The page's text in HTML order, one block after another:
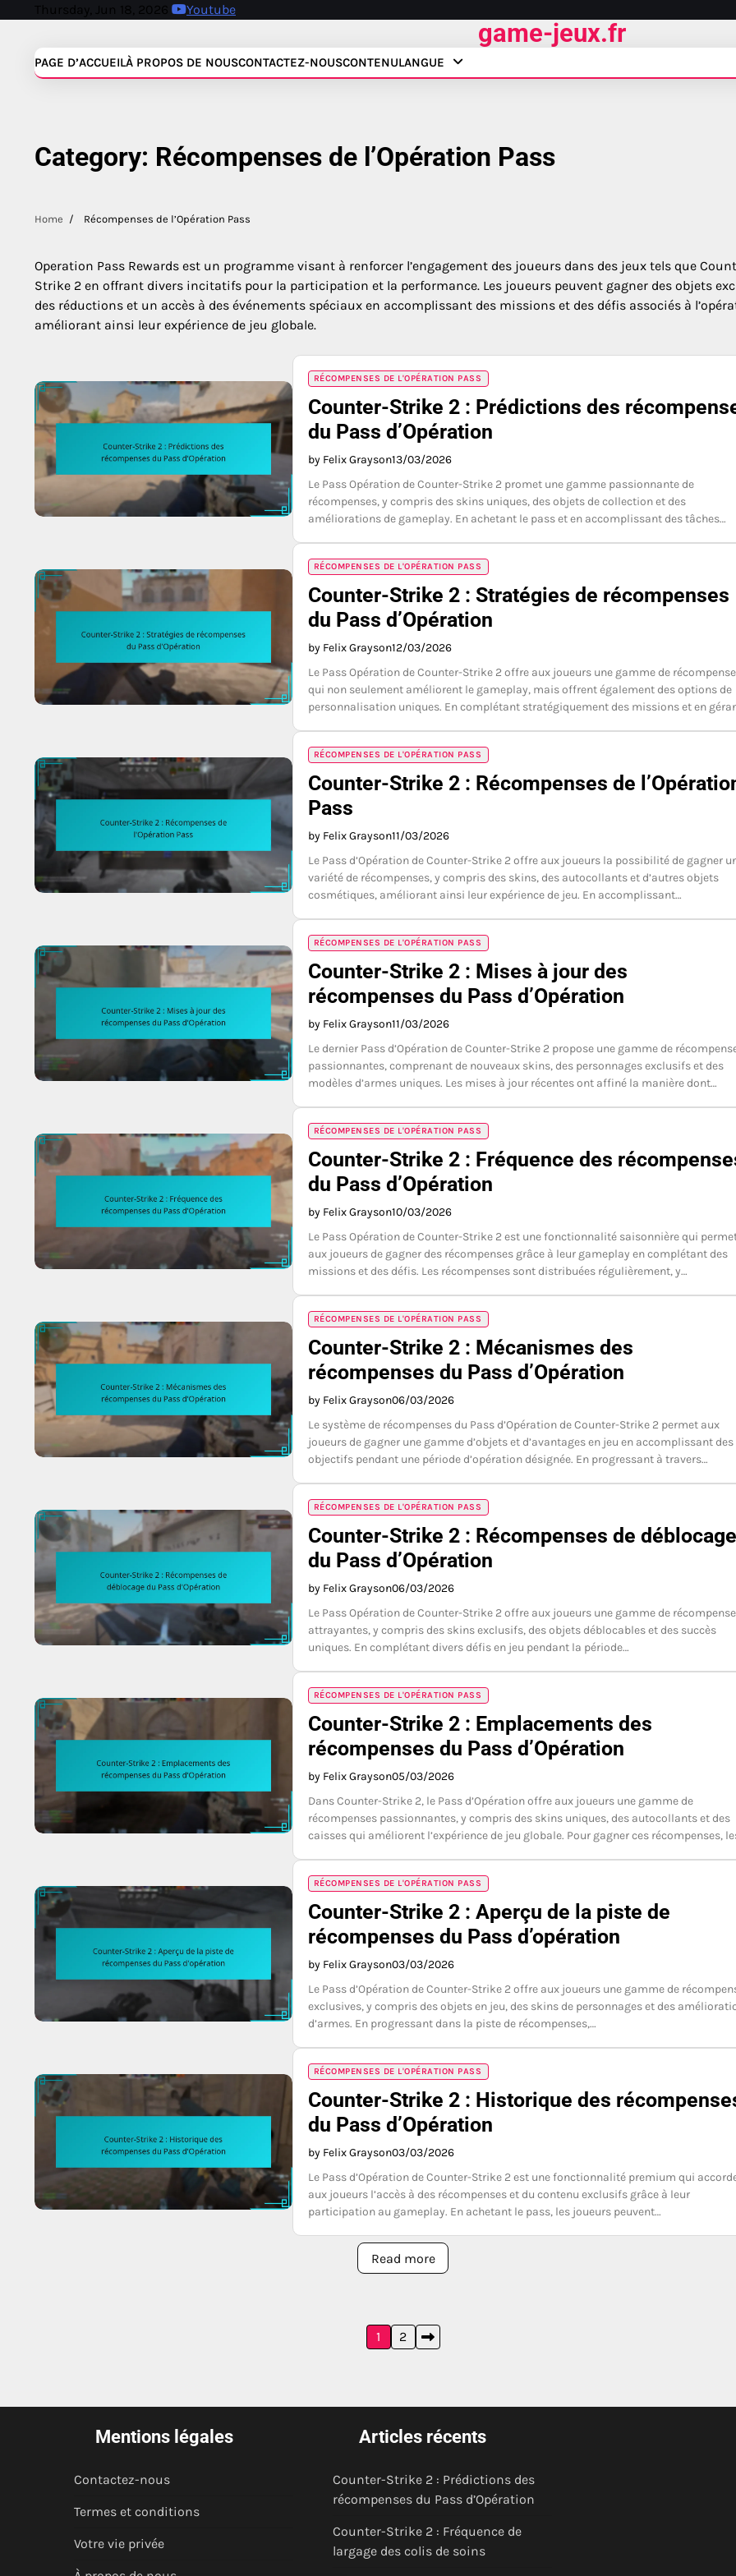
Thursday, Jun 18, 2026 Youtube
game-jeux.fr
PAGE D’ACCUEILÀ PROPOS DE NOUSCONTACTEZ-NOUSCONTENULANGUE
Category: Récompenses de l’Opération Pass
Home Récompenses de l’Opération Pass
Operation Pass Rewards est un programme visant à renforcer l’engagement des joueurs dans des jeux tels que
Strike 2 en offrant divers incitatifs pour la participation et la performance. Les joueurs peuvent gagner des objets
des réductions et un accès à des événements spéciaux en accomplissant des missions et des défis associés à
améliorant ainsi leur expérience de jeu globale.
RÉCOMPENSES DE L'OPÉRATION PASS
Counter-Strike 2 : Prédictions des
du Pass d’Opération
by Felix Grayson13/03/2026
Le Pass Opération de Counter-Strike 2 promet une gamme passionnante de
récompenses, y compris des skins uniques, des objets de collection et des
améliorations de gameplay. En achetant le pass et en accomplissant des tâches…
RÉCOMPENSES DE L'OPÉRATION PASS
Counter-Strike 2 : Stratégies de récompenses
du Pass d’Opération
by Felix Grayson12/03/2026
Le Pass Opération de Counter-Strike 2 offre aux joueurs une gamme de
qui non seulement améliorent le gameplay, mais offrent également des options de
personnalisation uniques. En complétant stratégiquement des missions et en
RÉCOMPENSES DE L'OPÉRATION PASS
Counter-Strike 2 : Récompenses de
Pass
by Felix Grayson11/03/2026
Le Pass d’Opération de Counter-Strike 2 offre aux joueurs la possibilité de gagner
variété de récompenses, y compris des skins, des autocollants et d’autres objets
cosmétiques, améliorant ainsi leur expérience de jeu. En accomplissant…
RÉCOMPENSES DE L'OPÉRATION PASS
Counter-Strike 2 : Mises à jour des
récompenses du Pass d’Opération
by Felix Grayson11/03/2026
Le dernier Pass d’Opération de Counter-Strike 2 propose une gamme de
passionnantes, comprenant de nouveaux skins, des personnages exclusifs et des
modèles d’armes uniques. Les mises à jour récentes ont affiné la manière dont…
RÉCOMPENSES DE L'OPÉRATION PASS
Counter-Strike 2 : Fréquence des
du Pass d’Opération
by Felix Grayson10/03/2026
Le Pass Opération de Counter-Strike 2 est une fonctionnalité saisonnière qui
aux joueurs de gagner des récompenses grâce à leur gameplay en complétant des
missions et des défis. Les récompenses sont distribuées régulièrement, y…
RÉCOMPENSES DE L'OPÉRATION PASS
Counter-Strike 2 : Mécanismes des
récompenses du Pass d’Opération
by Felix Grayson06/03/2026
Le système de récompenses du Pass d’Opération de Counter-Strike 2 permet aux
joueurs de gagner une gamme d’objets et d’avantages en jeu en accomplissant des
objectifs pendant une période d’opération désignée. En progressant à travers…
RÉCOMPENSES DE L'OPÉRATION PASS
Counter-Strike 2 : Récompenses de déblocage
du Pass d’Opération
by Felix Grayson06/03/2026
Le Pass Opération de Counter-Strike 2 offre aux joueurs une gamme de
attrayantes, y compris des skins exclusifs, des objets déblocables et des succès
uniques. En complétant divers défis en jeu pendant la période…
RÉCOMPENSES DE L'OPÉRATION PASS
Counter-Strike 2 : Emplacements des
récompenses du Pass d’Opération
by Felix Grayson05/03/2026
Dans Counter-Strike 2, le Pass d’Opération offre aux joueurs une gamme de
récompenses passionnantes, y compris des skins uniques, des autocollants et des
caisses qui améliorent l’expérience de jeu globale. Pour gagner ces récompenses,
RÉCOMPENSES DE L'OPÉRATION PASS
Counter-Strike 2 : Aperçu de la piste de
récompenses du Pass d’opération
by Felix Grayson03/03/2026
Le Pass d’Opération de Counter-Strike 2 offre aux joueurs une gamme de
exclusives, y compris des objets en jeu, des skins de personnages et des
d’armes. En progressant dans la piste de récompenses,…
RÉCOMPENSES DE L'OPÉRATION PASS
Counter-Strike 2 : Historique des
du Pass d’Opération
by Felix Grayson03/03/2026
Le Pass d’Opération de Counter-Strike 2 est une fonctionnalité premium qui
aux joueurs l’accès à des récompenses et du contenu exclusifs grâce à leur
participation au gameplay. En achetant le pass, les joueurs peuvent…
Read more
1 2
Mentions légales
Contactez-nous
Termes et conditions
Votre vie privée
Articles récents
Counter-Strike 2 : Prédictions des
récompenses du Pass d’Opération
Counter-Strike 2 : Fréquence de
largage des colis de soins